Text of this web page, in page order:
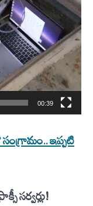
00:39
సంగ్రామం.. ఇప్పటి
సర్వర్లు!